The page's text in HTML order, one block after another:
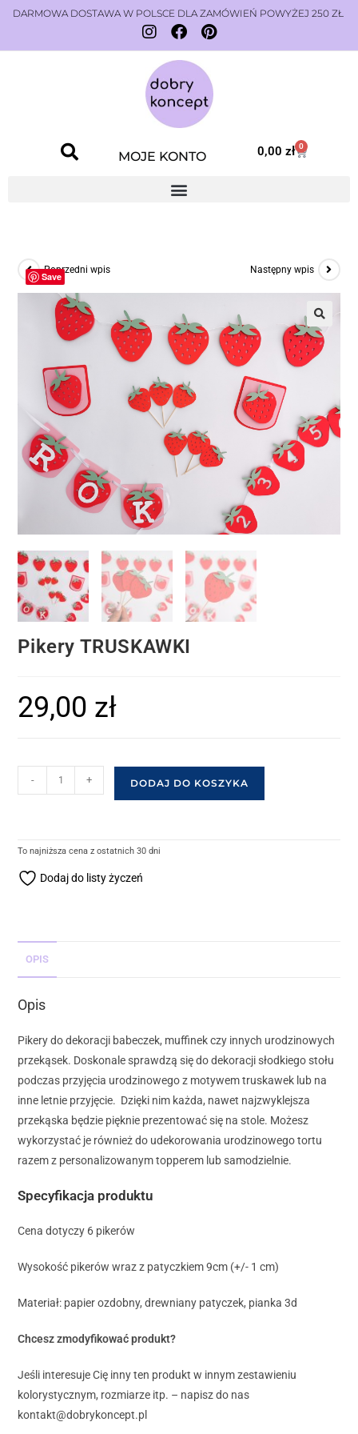
DARMOWA DOSTAWA W POLSCE DLA ZAMÓWIEŃ POWYŻEJ 250 ZŁ
MOJE KONTO 0,00zł 0
Poprzedni wpis Następny wpis
Save
Pikery TRUSKAWKI
29,00 zł
- + DODAJ DO KOSZYKA
To najniższa cena z ostatnich 30 dni
Dodaj do listy życzeń
OPIS
Opis
Pikery do dekoracji babeczek, muffinek czy innych urodzinowych
przekąsek. Doskonale sprawdzą się do dekoracji słodkiego stołu
podczas przyjęcia urodzinowego z motywem truskawek lub na
inne letnie przyjęcie. Dzięki nim każda, nawet najzwyklejsza
przekąska będzie pięknie prezentować się na stole. Możesz
wykorzystać je również do udekorowania urodzinowego tortu
razem z personalizowanym topperem lub samodzielnie.
Specyfikacja produktu
Cena dotyczy 6 pikerów
Wysokość pikerów wraz z patyczkiem 9cm (+/- 1 cm)
Materiał: papier ozdobny, drewniany patyczek, pianka 3d
Chcesz zmodyfikować produkt?
Jeśli interesuje Cię inny ten produkt w innym zestawieniu
kolorystycznym, rozmiarze itp. – napisz do nas
kontakt@dobrykoncept.pl